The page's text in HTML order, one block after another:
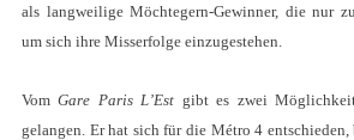
als langweilige Möchtegern-Gewinner, die nur
um sich ihre Misserfolge einzugestehen.
VomGare Paris L’Est gibt es zwei
gelangen. Er hat sich für die Métro 4 entschieden,